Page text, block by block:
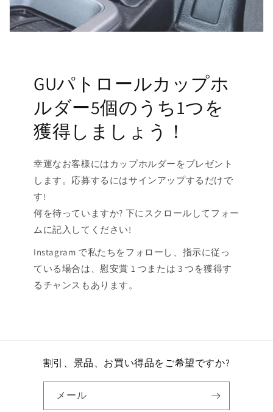
GUパトロールカップホ
ルダー5個のうち1つを
獲得しましょう！
幸運なお客様にはカップホルダーをプレゼント
します。応募するにはサインアップするだけで
す!
何を待っていますか? 下にスクロールしてフォー
ムに記入してください!
Instagram で私たちをフォローし、指示に従っ
ている場合は、慰安賞 1 つまたは 3 つを獲得す
るチャンスもあります。
割引、景品、お買い得品をご希望ですか?
メール